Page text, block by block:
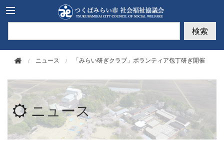
検索
ニュース 「みらい研ぎクラブ」ボランティア包丁研ぎ開催
ニュース